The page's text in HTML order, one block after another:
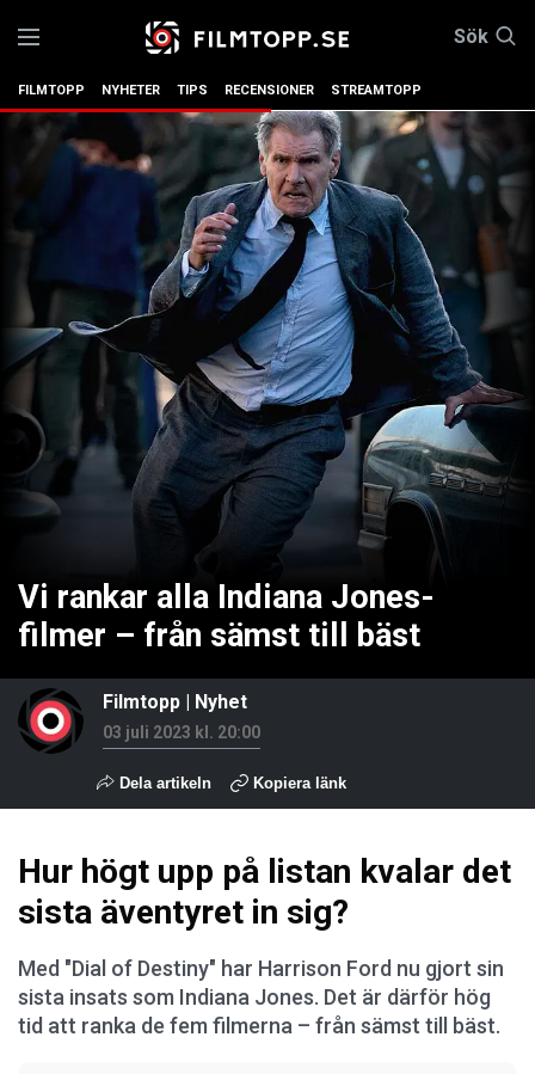
Sök
FILMTOPP NYHETER TIPS RECENSIONER STREAMTOPP
Vi rankar alla Indiana Jones-
filmer – från sämst till bäst
Filmtopp | Nyhet
03 juli 2023 kl. 20:00
Dela artikeln Kopiera länk
Hur högt upp på listan kvalar det
sista äventyret in sig?
Med "Dial of Destiny" har Harrison Ford nu gjort sin
sista insats som Indiana Jones. Det är därför hög
tid att ranka de fem filmerna – från sämst till bäst.